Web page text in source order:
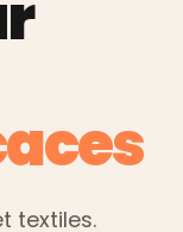
textiles.